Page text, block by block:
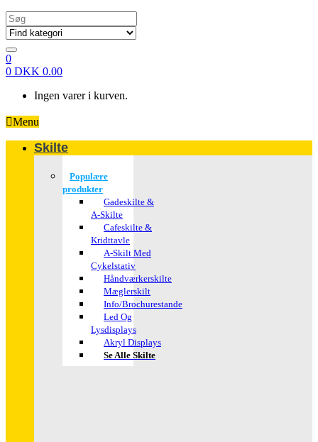
Search
for:
0
0 DKK 0.00
Ingen varer i kurven.
Menu
Skilte
Populære
produkter
Gadeskilte &
A-Skilte
Cafeskilte &
Kridttavle
A-Skilt Med
Cykelstativ
Håndværkerskilte
Mæglerskilt
Info/brochurestande
Led Og
Lysdisplays
Akryl Displays
Se Alle Skilte